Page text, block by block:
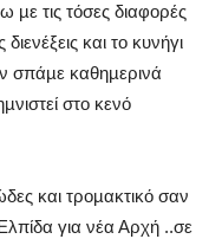
µε τις τόσες διαφορές
και το κυνήγι
σπάµε καθηµερινά
στο κενό
και τροµακτικό σαν
για νέα Αρχή ..σε